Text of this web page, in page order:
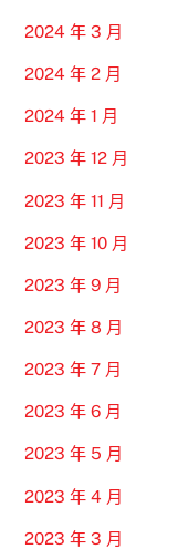
2024 年 3 月
2024 年 2 月
2024 年 1 月
2023 年 12 月
2023 年 11 月
2023 年 10 月
2023 年 9 月
2023 年 8 月
2023 年 7 月
2023 年 6 月
2023 年 5 月
2023 年 4 月
2023 年 3 月